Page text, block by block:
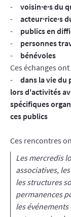
voisin·e·s du
acteur·rice·s
publics en
personnes
bénévoles
Ces échanges
dans la vie du
lors d'activités
spécifiques
ces publics
Ces rencontres
Les mercredis
associatives,
les structures
permanences
les